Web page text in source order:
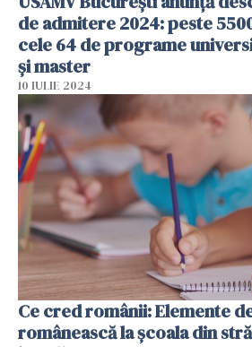
de admitere 2024: peste
cele 64 de programe
și master
10 IULIE 2024
Ce cred românii: Elemente
românească la școala din